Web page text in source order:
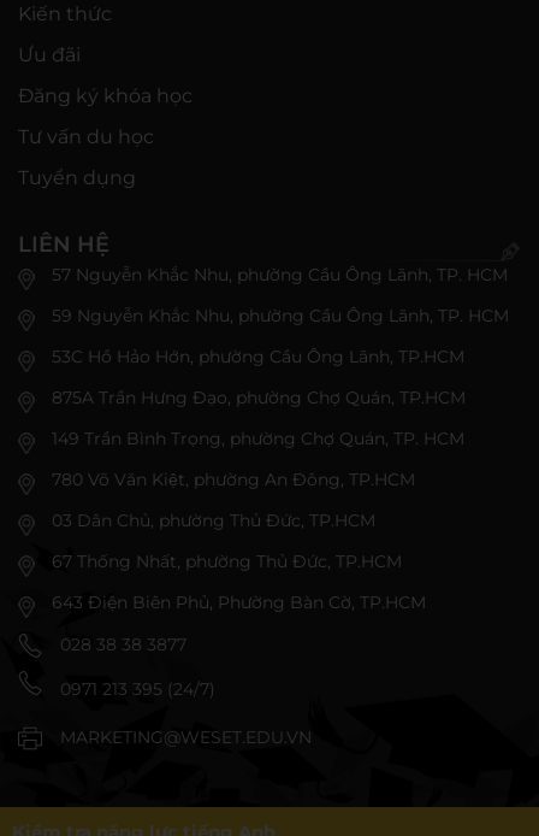
Kiến thức
Ưu đãi
Đăng ký khóa học
Tư vấn du học
Tuyển dụng
LIÊN HỆ
57 Nguyễn Khắc Nhu, phường Cầu Ông Lãnh, TP. HCM
59 Nguyễn Khắc Nhu, phường Cầu Ông Lãnh, TP. HCM
53C Hồ Hảo Hớn, phường Cầu Ông Lãnh, TP.HCM
875A Trần Hưng Đạo, phường Chợ Quán, TP.HCM
149 Trần Bình Trọng, phường Chợ Quán, TP. HCM
780 Võ Văn Kiệt, phường An Đông, TP.HCM
03 Dân Chủ, phường Thủ Đức, TP.HCM
67 Thống Nhất, phường Thủ Đức, TP.HCM
643 Điện Biên Phủ, Phường Bàn Cờ, TP.HCM
028 38 38 3877
0971 213 395 (24/7)
MARKETING@WESET.EDU.VN